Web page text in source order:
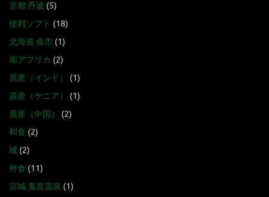
京都 丹波 (5)
便利ソフト (18)
北海道 余市 (1)
南アフリカ (2)
原産（インド）
(1)
原産（ケニア）
(1)
原産（中国）
(2)
和食 (2)
城 (2)
外食 (11)
宮城 鬼首温泉 (1)